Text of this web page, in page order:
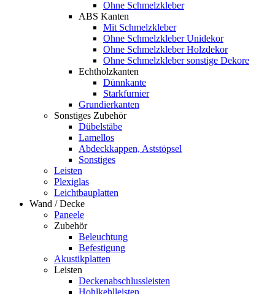
Ohne Schmelzkleber
ABS Kanten
Mit Schmelzkleber
Ohne Schmelzkleber Unidekor
Ohne Schmelzkleber Holzdekor
Ohne Schmelzkleber sonstige Dekore
Echtholzkanten
Dünnkante
Starkfurnier
Grundierkanten
Sonstiges Zubehör
Dübelstäbe
Lamellos
Abdeckkappen, Aststöpsel
Sonstiges
Leisten
Plexiglas
Leichtbauplatten
Wand / Decke
Paneele
Zubehör
Beleuchtung
Befestigung
Akustikplatten
Leisten
Deckenabschlussleisten